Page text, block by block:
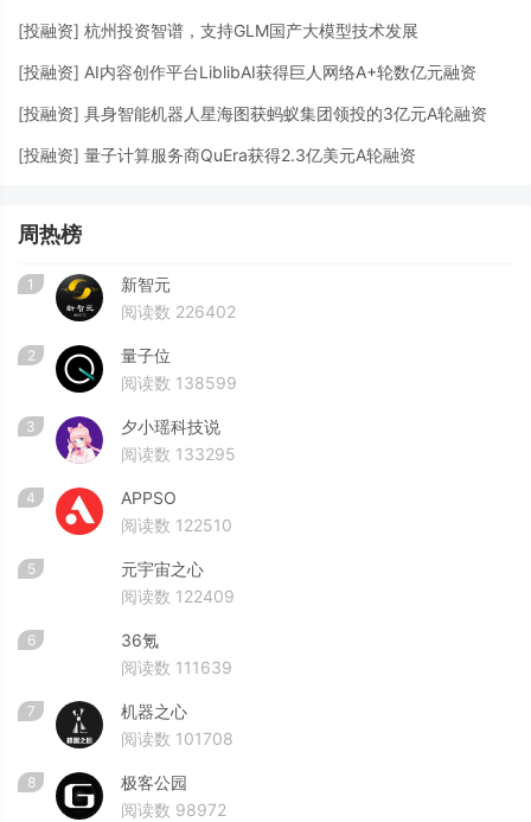
[投融资] 杭州投资智谱，支持GLM国产大模型技术发展
[投融资] AI内容创作平台LiblibAI获得巨人网络A+轮数亿元融资
[投融资] 具身智能机器人星海图获蚂蚁集团领投的3亿元A轮融资
[投融资] 量子计算服务商QuEra获得2.3亿美元A轮融资
周热榜
1
新智元
阅读数 226402
2
量子位
阅读数 138599
3
夕小瑶科技说
阅读数 133295
4
APPSO
阅读数 122510
5
元宇宙之心
阅读数 122409
6
36氪
阅读数 111639
7
机器之心
阅读数 101708
8
极客公园
阅读数 98972